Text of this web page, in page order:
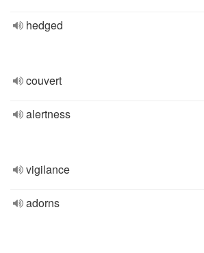
hedged
couvert
alertness
vigilance
adorns